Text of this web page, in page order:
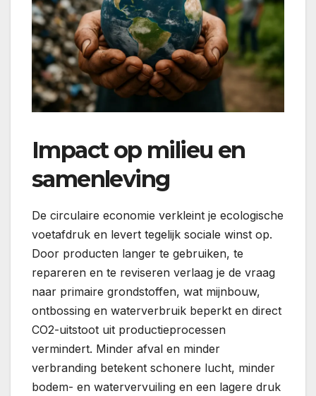
Impact op milieu en
samenleving
De circulaire economie verkleint je ecologische
voetafdruk en levert tegelijk sociale winst op.
Door producten langer te gebruiken, te
repareren en te reviseren verlaag je de vraag
naar primaire grondstoffen, wat mijnbouw,
ontbossing en waterverbruik beperkt en direct
CO2-uitstoot uit productieprocessen
vermindert. Minder afval en minder
verbranding betekent schonere lucht, minder
bodem- en watervervuiling en een lagere druk